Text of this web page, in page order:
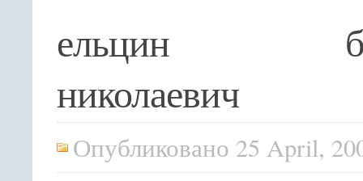
ельцин
николаевич
Опубликовано 25 April,